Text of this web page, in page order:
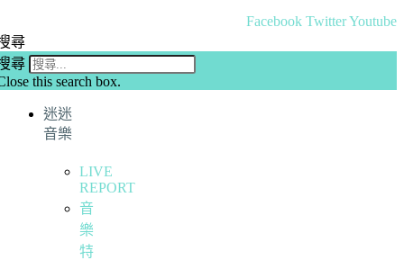
Facebook TwitterYoutube
尋
尋
this search box.
迷迷
音樂
LIVE
REPORT
音
樂
特